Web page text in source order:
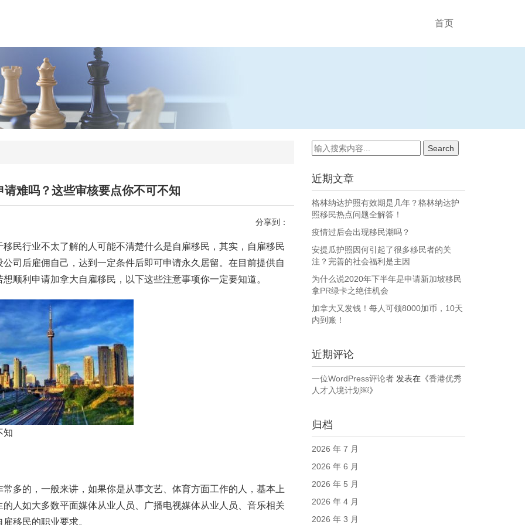
首页
请难吗？这些审核要点你不可不知
分享到：
民行业不太了解的人可能不清楚什么是自雇移民，其实，自雇移民
司后雇佣自己，达到一定条件后即可申请永久居留。在目前提供自
顺利申请加拿大自雇移民，以下这些注意事项你一定要知道。
知
多的，一般来讲，如果你是从事文艺、体育方面工作的人，基本上
人如大多数平面媒体从业人员、广播电视媒体从业人员、音乐相关
移民的职业要求。
近期文章
格林纳达护照有效期是几年？格林纳达护
照移民热点问题全解答！
疫情过后会出现移民潮吗？
安提瓜护照因何引起了很多移民者的关
注？完善的社会福利是主因
为什么说2020年下半年是申请新加坡移民
拿PR绿卡之绝佳机会
加拿大又发钱！每人可领8000加币，10天
内到账！
近期评论
一位WordPress评论者发表在《香港优秀
人才入境计划￼》
归档
2026 年 7 月
2026 年 6 月
2026 年 5 月
2026 年 4 月
2026 年 3 月